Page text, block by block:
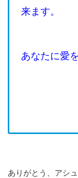
来ます。
あなたに愛
ありがとう、アシ